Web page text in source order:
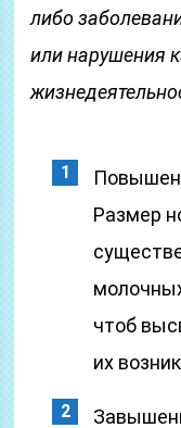
либо
или нарушения
Размер
чтоб
их